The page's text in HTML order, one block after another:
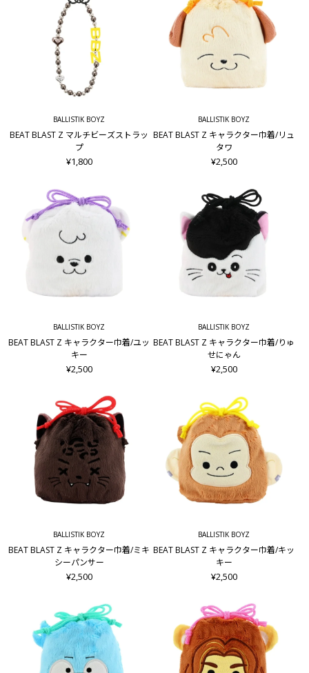
BALLISTIK BOYZ
BEAT BLAST Z マルチビーズストラッ
プ
¥1,800
BALLISTIK BOYZ
BEAT BLAST Z キャラクター巾着/リュ
タワ
¥2,500
BALLISTIK BOYZ
BEAT BLAST Z キャラクター巾着/ユッ
キー
¥2,500
BALLISTIK BOYZ
BEAT BLAST Z キャラクター巾着/りゅ
せにゃん
¥2,500
BALLISTIK BOYZ
BEAT BLAST Z キャラクター巾着/ミキ
シーパンサー
¥2,500
BALLISTIK BOYZ
BEAT BLAST Z キャラクター巾着/キッ
キー
¥2,500